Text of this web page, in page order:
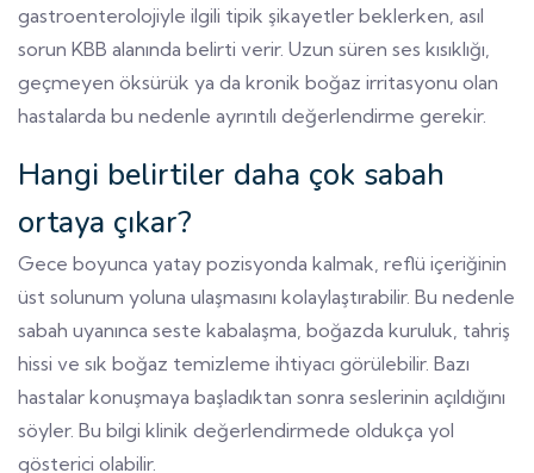
gastroenterolojiyle ilgili tipik şikayetler beklerken, asıl
sorun KBB alanında belirti verir. Uzun süren ses kısıklığı,
geçmeyen öksürük ya da kronik boğaz irritasyonu olan
hastalarda bu nedenle ayrıntılı değerlendirme gerekir.
Hangi belirtiler daha çok sabah
ortaya çıkar?
Gece boyunca yatay pozisyonda kalmak, reflü içeriğinin
üst solunum yoluna ulaşmasını kolaylaştırabilir. Bu nedenle
sabah uyanınca seste kabalaşma, boğazda kuruluk, tahriş
hissi ve sık boğaz temizleme ihtiyacı görülebilir. Bazı
hastalar konuşmaya başladıktan sonra seslerinin açıldığını
söyler. Bu bilgi klinik değerlendirmede oldukça yol
gösterici olabilir.